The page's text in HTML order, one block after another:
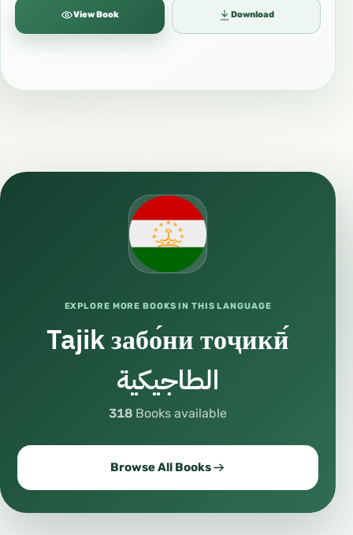
View Book Download
EXPLORE MORE BOOKS IN THIS LANGUAGE
Tajik забо́ни тоҷикӣ́
الطاجيكية
318 Books available
Browse All Books